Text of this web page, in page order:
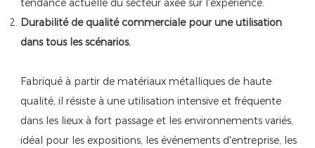
tendance actuelle du secteur axée sur l'expérience.
Durabilité de qualité commerciale pour une utilisation
dans tous les scénarios.
Fabriqué à partir de matériaux métalliques de haute
qualité, il résiste à une utilisation intensive et fréquente
dans les lieux à fort passage et les environnements variés,
idéal pour les expositions, les événements d'entreprise, les